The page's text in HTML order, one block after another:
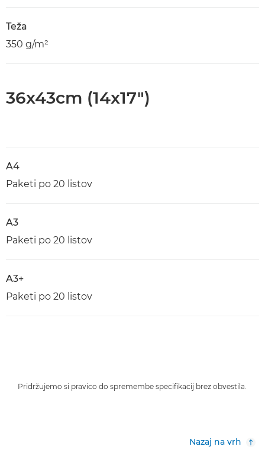
Teža
350 g/m²
36x43cm (14x17")
A4
Paketi po 20 listov
A3
Paketi po 20 listov
A3+
Paketi po 20 listov
Pridržujemo si pravico do spremembe specifikacij brez obvestila.
Nazaj na vrh